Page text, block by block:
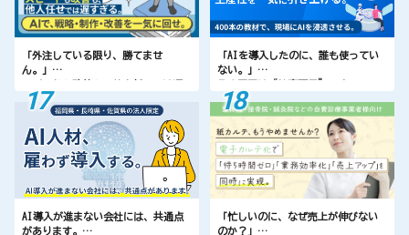
「外注している限り、勝てませ
ん。」
すぎる。
AIで“自社で回す”時代へ。
「AIを導入したのに、誰も使ってい
ない。」
使える会社と使えない会社、その差
はもう開いています。
17
AI導入が進まない会社には、共通点
があります。
18
「忙しいのに、なぜ売上が伸びない
のか？」